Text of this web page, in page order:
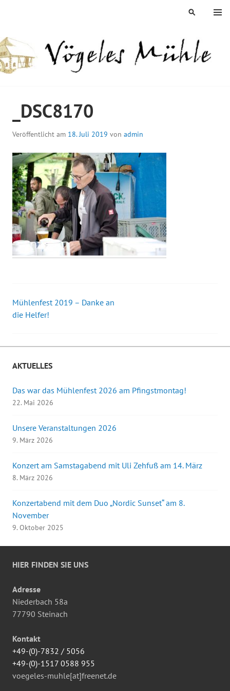
MENÜ
SUCHEN
_DSC8170
Veröffentlicht am 18. Juli 2019 von admin
Beitrags-
Mühlenfest 2019 – Danke an
die Helfer!
AKTUELLES
Das war das Mühlenfest 2026 am Pfingstmontag!
22. Mai 2026
Unsere Veranstaltungen 2026
9. März 2026
Konzert am Samstagabend mit Uli Zehfuß am 14. März
8. März 2026
Konzertabend mit dem Duo „Nordic Sunset“ am 8.
November
9. Oktober 2025
HIER FINDEN SIE UNS
Adresse
Niederbach 58a
77790 Steinach
Kontakt
+49-(0)-7832 / 5056
+49-(0)-1517 0588 955
voegeles-muhle[at]freenet.de